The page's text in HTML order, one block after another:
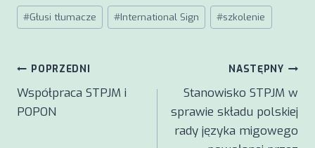
Tagi
wpisu:
#Głusi tłumacze #International Sign #szkolenie
Nawigacja
wpisu
POPRZEDNI
Współpraca STPJM i
POPON
NASTĘPNY
Stanowisko STPJM w
sprawie składu polskiej
rady języka migowego